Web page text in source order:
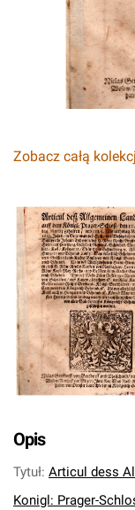
Zobacz całą
Opis
Tytuł: Articul dess
Konigl: Prager-